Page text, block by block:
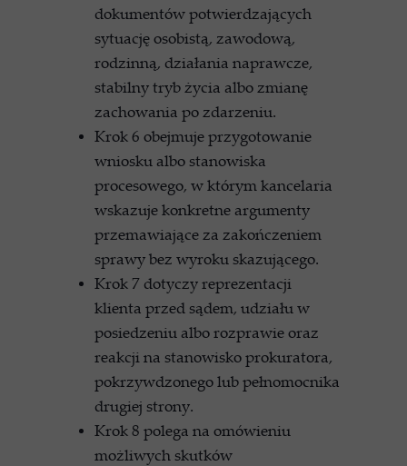
dokumentów potwierdzających
sytuację osobistą, zawodową,
rodzinną, działania naprawcze,
stabilny tryb życia albo zmianę
zachowania po zdarzeniu.
Krok 6 obejmuje przygotowanie
wniosku albo stanowiska
procesowego, w którym kancelaria
wskazuje konkretne argumenty
przemawiające za zakończeniem
sprawy bez wyroku skazującego.
Krok 7 dotyczy reprezentacji
klienta przed sądem, udziału w
posiedzeniu albo rozprawie oraz
reakcji na stanowisko prokuratora,
pokrzywdzonego lub pełnomocnika
drugiej strony.
Krok 8 polega na omówieniu
możliwych skutków